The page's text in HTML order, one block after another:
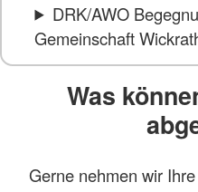
DRK/AWO
Gemeinschaft
Was
Gerne nehmen wir